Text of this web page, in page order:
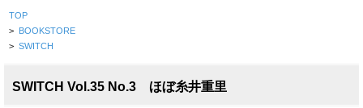
TOP
> BOOKSTORE
> SWITCH
SWITCH Vol.35 No.3 ほぼ糸井重里